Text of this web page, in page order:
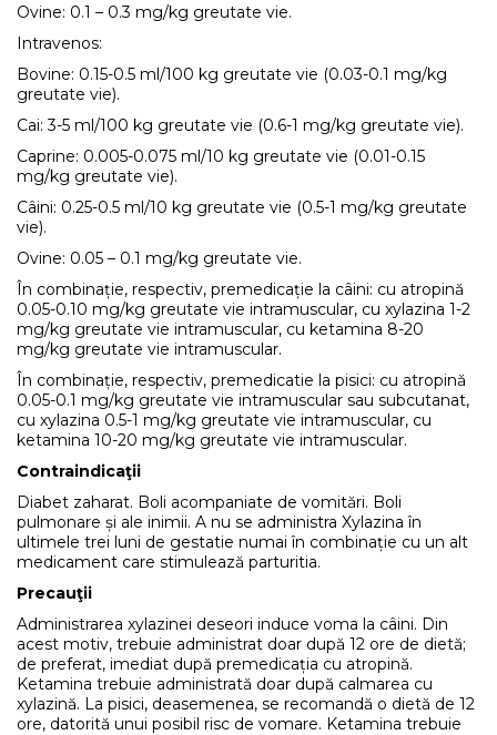
Ovine: 0.1 – 0.3 mg/kg greutate vie.
Intravenos:
Bovine: 0.15-0.5 ml/100 kg greutate vie (0.03-0.1 mg/kg
greutate vie).
Cai: 3-5 ml/100 kg greutate vie (0.6-1 mg/kg greutate vie).
Caprine: 0.005-0.075 ml/10 kg greutate vie (0.01-0.15
mg/kg greutate vie).
Câini: 0.25-0.5 ml/10 kg greutate vie (0.5-1 mg/kg greutate
vie).
Ovine: 0.05 – 0.1 mg/kg greutate vie.
În combinație, respectiv, premedicație la câini: cu atropină
0.05-0.10 mg/kg greutate vie intramuscular, cu xylazina 1-2
mg/kg greutate vie intramuscular, cu ketamina 8-20
mg/kg greutate vie intramuscular.
În combinație, respectiv, premedicatie la pisici: cu atropină
0.05-0.1 mg/kg greutate vie intramuscular sau subcutanat,
cu xylazina 0.5-1 mg/kg greutate vie intramuscular, cu
ketamina 10-20 mg/kg greutate vie intramuscular.
Contraindicaţii
Diabet zaharat. Boli acompaniate de vomitări. Boli
pulmonare și ale inimii. A nu se administra Xylazina în
ultimele trei luni de gestatie numai în combinație cu un alt
medicament care stimulează parturitia.
Precauţii
Administrarea xylazinei deseori induce voma la câini. Din
acest motiv, trebuie administrat doar după 12 ore de dietă;
de preferat, imediat după premedicația cu atropină.
Ketamina trebuie administrată doar după calmarea cu
xylazină. La pisici, deasemenea, se recomandă o dietă de 12
ore, datorită unui posibil risc de vomare. Ketamina trebuie